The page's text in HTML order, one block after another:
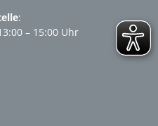
:
– 15:00 Uhr